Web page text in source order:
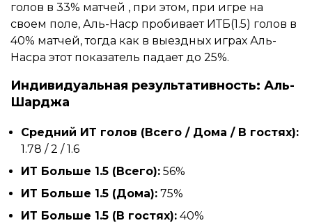
голов в 33% матчей , при этом, при игре на
своем поле, Аль-Наср пробивает ИТБ(1.5) голов в
40% матчей, тогда как в выездных играх Аль-
Насра этот показатель падает до 25%.
Индивидуальная результативность: Аль-
Шарджа
Средний ИТ голов (Всего / Дома / В гостях):
1.78 / 2 / 1.6
ИТ Больше 1.5 (Всего): 56%
ИТ Больше 1.5 (Дома): 75%
ИТ Больше 1.5 (В гостях): 40%